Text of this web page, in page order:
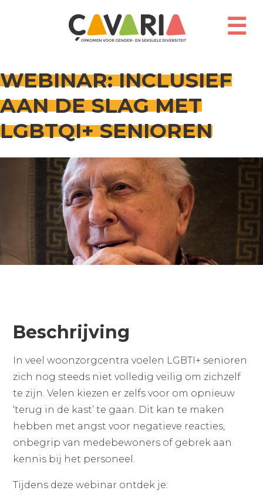
☰
WEBINAR: INCLUSIEF
AAN DE SLAG MET
LGBTQI+ SENIOREN
Beschrijving
In veel woonzorgcentra voelen LGBTI+ senioren
zich nog steeds niet volledig veilig om zichzelf
te zijn. Velen kiezen er zelfs voor om opnieuw
‘terug in de kast’ te gaan. Dit kan te maken
hebben met angst voor negatieve reacties,
onbegrip van medebewoners of gebrek aan
kennis bij het personeel.
Tijdens deze webinar ontdek je: